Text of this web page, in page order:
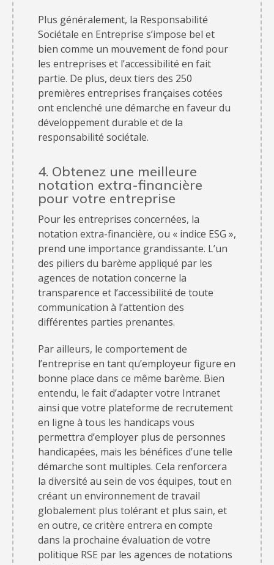
Plus généralement, la Responsabilité
Sociétale en Entreprise s’impose bel et
bien comme un mouvement de fond pour
les entreprises et l’accessibilité en fait
partie. De plus, deux tiers des 250
premières entreprises françaises cotées
ont enclenché une démarche en faveur du
développement durable et de la
responsabilité sociétale.
4. Obtenez une meilleure
notation extra-financière
pour votre entreprise
Pour les entreprises concernées, la
notation extra-financière, ou « indice ESG »,
prend une importance grandissante. L’un
des piliers du barème appliqué par les
agences de notation concerne la
transparence et l’accessibilité de toute
communication à l’attention des
différentes parties prenantes.
Par ailleurs, le comportement de
l’entreprise en tant qu’employeur figure en
bonne place dans ce même barème. Bien
entendu, le fait d’adapter votre Intranet
ainsi que votre plateforme de recrutement
en ligne à tous les handicaps vous
permettra d’employer plus de personnes
handicapées, mais les bénéfices d’une telle
démarche sont multiples. Cela renforcera
la diversité au sein de vos équipes, tout en
créant un environnement de travail
globalement plus tolérant et plus sain, et
en outre, ce critère entrera en compte
dans la prochaine évaluation de votre
politique RSE par les agences de notations